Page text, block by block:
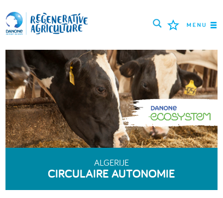
MENU
MISSIE
BOEREN
BESTE PRAKTIJKEN
TOOLS
LOGIN
РУССКИЙ ROMÂNĂ PORTUGUÊS
ALGERIJE
CIRCULAIRE AUTONOMIE